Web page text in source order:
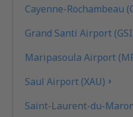
Cayenne-Rochambeau
Grand Santi Airport
Maripasoula Airport
Saul Airport (XAU)
Saint-Laurent-du-